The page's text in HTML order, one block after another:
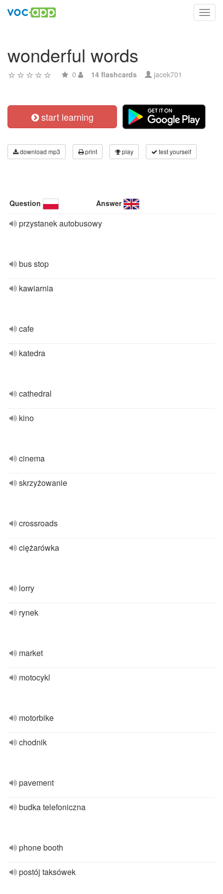
wonderful words
0 14 flashcards jacek701
start learning
download mp3 print play test yourself
Question Answer
przystanek autobusowy
bus stop
kawiarnia
cafe
katedra
cathedral
kino
cinema
skrzyżowanie
crossroads
ciężarówka
lorry
rynek
market
motocykl
motorbike
chodnik
pavement
budka telefoniczna
phone booth
postój taksówek